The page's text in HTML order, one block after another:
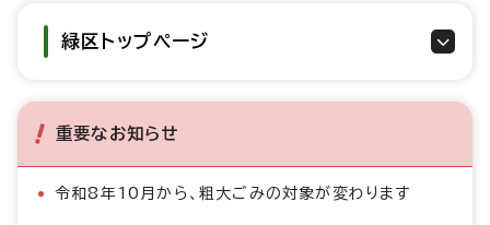
緑区トップページ
重要なお知らせ
令和8年10月から、粗大ごみの対象が変わります